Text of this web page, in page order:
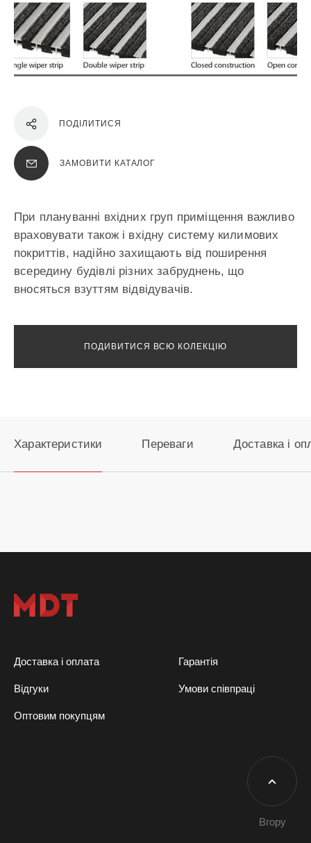
ПОДІЛИТИСЯ
ЗАМОВИТИ КАТАЛОГ
При плануванні вхідних груп приміщення важливо
враховувати також і вхідну систему килимових
покриттів, надійно захищають від поширення
всередину будівлі різних забруднень, що
вносяться взуттям відвідувачів.
ПОДИВИТИСЯ ВСЮ КОЛЕКЦІЮ
Характеристики Переваги Доставка і
Доставка і оплата Гарантія
Відгуки Умови співпраці
Оптовим покупцям
Вгору